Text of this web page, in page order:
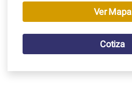
Ver Mapa
Cotiza